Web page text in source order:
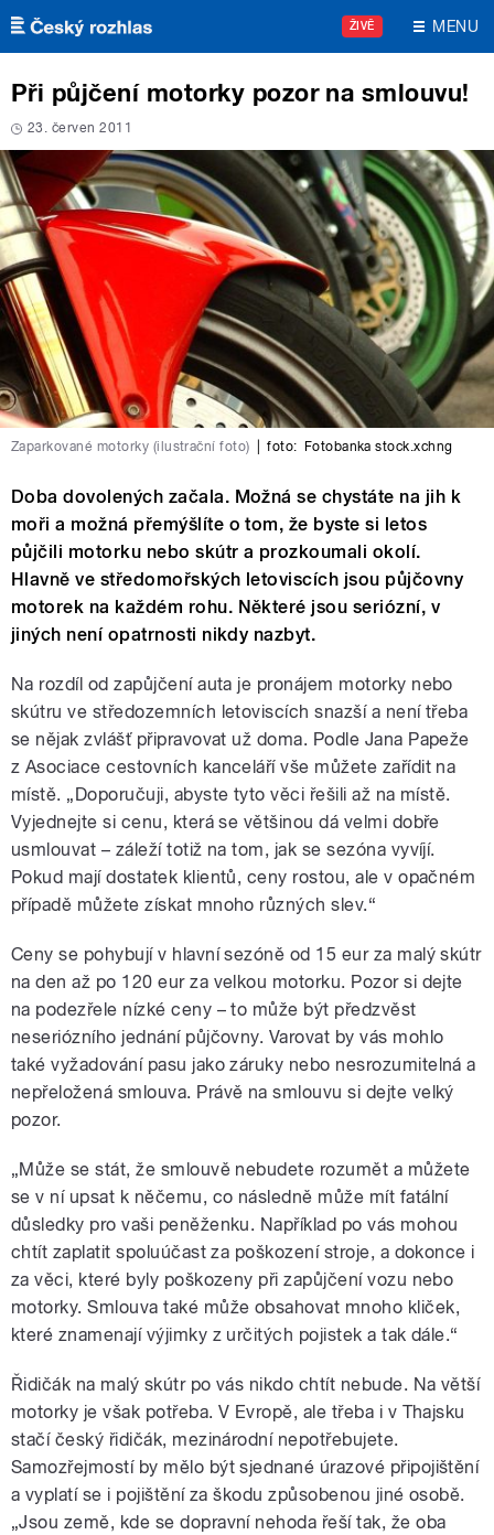
Přejít k hlavnímu obsahu
ŽIVĚ MENU
Při půjčení motorky pozor na smlouvu!
23. červen 2011
Zaparkované motorky (ilustrační foto) foto: Fotobanka stock.xchng
Doba dovolených začala. Možná se chystáte na jih k
moři a možná přemýšlíte o tom, že byste si letos
půjčili motorku nebo skútr a prozkoumali okolí.
Hlavně ve středomořských letoviscích jsou půjčovny
motorek na každém rohu. Některé jsou seriózní, v
jiných není opatrnosti nikdy nazbyt.
Na rozdíl od zapůjčení auta je pronájem motorky nebo
skútru ve středozemních letoviscích snazší a není třeba
se nějak zvlášť připravovat už doma. Podle Jana Papeže
z Asociace cestovních kanceláří vše můžete zařídit na
místě. „Doporučuji, abyste tyto věci řešili až na místě.
Vyjednejte si cenu, která se většinou dá velmi dobře
usmlouvat – záleží totiž na tom, jak se sezóna vyvíjí.
Pokud mají dostatek klientů, ceny rostou, ale v opačném
případě můžete získat mnoho různých slev.“
Ceny se pohybují v hlavní sezóně od 15 eur za malý skútr
na den až po 120 eur za velkou motorku. Pozor si dejte
na podezřele nízké ceny – to může být předzvěst
neseriózního jednání půjčovny. Varovat by vás mohlo
také vyžadování pasu jako záruky nebo nesrozumitelná a
nepřeložená smlouva. Právě na smlouvu si dejte velký
pozor.
„Může se stát, že smlouvě nebudete rozumět a můžete
se v ní upsat k něčemu, co následně může mít fatální
důsledky pro vaši peněženku. Například po vás mohou
chtít zaplatit spoluúčast za poškození stroje, a dokonce i
za věci, které byly poškozeny při zapůjčení vozu nebo
motorky. Smlouva také může obsahovat mnoho kliček,
které znamenají výjimky z určitých pojistek a tak dále.“
Řidičák na malý skútr po vás nikdo chtít nebude. Na větší
motorky je však potřeba. V Evropě, ale třeba i v Thajsku
stačí český řidičák, mezinárodní nepotřebujete.
Samozřejmostí by mělo být sjednané úrazové připojištění
a vyplatí se i pojištění za škodu způsobenou jiné osobě.
„Jsou země, kde se dopravní nehoda řeší tak, že oba